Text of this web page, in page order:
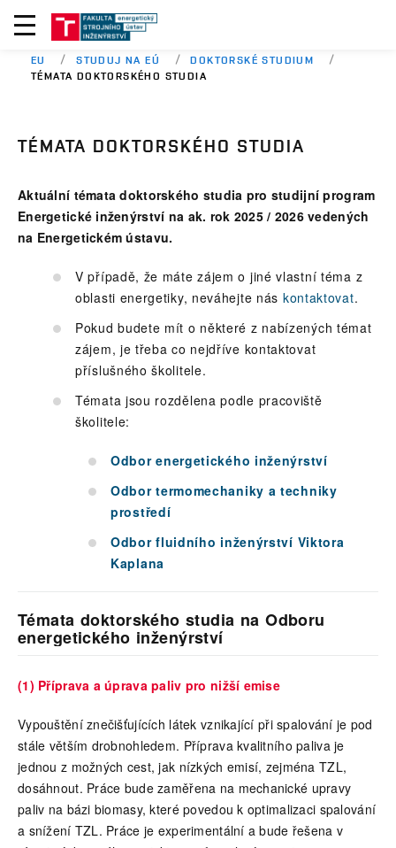
EU STUDUJ NA EÚ
DOKTORSKÉ STUDIUM
TÉMATA DOKTORSKÉHO STUDIA
TÉMATA DOKTORSKÉHO STUDIA
Aktuální témata doktorského studia pro studijní program
Energetické inženýrství na ak. rok 2025 / 2026 vedených
na Energetickém ústavu.
V případě, že máte zájem o jiné vlastní téma z
oblasti energetiky, neváhejte nás kontaktovat.
Pokud budete mít o některé z nabízených témat
zájem, je třeba co nejdříve kontaktovat
příslušného školitele.
Témata jsou rozdělena podle pracoviště
školitele:
Odbor energetického inženýrství
Odbor termomechaniky a techniky
prostředí
Odbor fluidního inženýrství Viktora
Kaplana
Témata doktorského studia na Odboru
energetického inženýrství
(1) Příprava a úprava paliv pro nižší emise
Vypouštění znečišťujících látek vznikající při spalování je pod
stále větším drobnohledem. Příprava kvalitního paliva je
jednou z možných cest, jak nízkých emisí, zejména TZL,
dosáhnout. Práce bude zaměřena na mechanické upravy
paliv na bázi biomasy, které povedou k optimalizaci spalování
a snížení TZL. Práce je experimentální a bude řešena v